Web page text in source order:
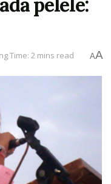
Time: 2 mins read AA